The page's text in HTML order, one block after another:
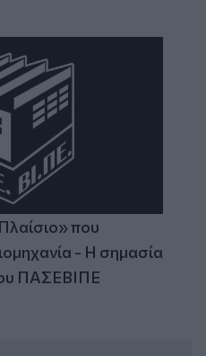
που
- Η σημασία
ΠΑΣΕΒΙΠΕ